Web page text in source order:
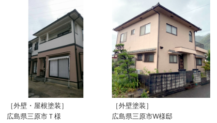
［外壁・屋根塗装］
広島県三原市Ｔ様
［外壁塗装］
広島県三原市W様邸